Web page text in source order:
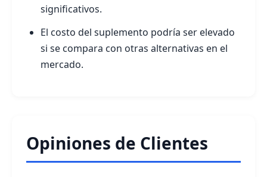
significativos.
El costo del suplemento podría ser elevado
si se compara con otras alternativas en el
mercado.
Opiniones de Clientes